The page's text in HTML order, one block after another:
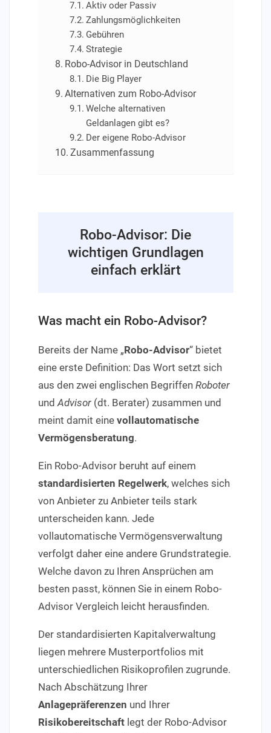
Aktiv oder Passiv
Zahlungsmöglichkeiten
Gebühren
Strategie
Robo-Advisor in Deutschland
Die Big Player
Alternativen zum Robo-Advisor
Welche alternativen
Geldanlagen gibt es?
Der eigene Robo-Advisor
Zusammenfassung
Robo-Advisor: Die
wichtigen Grundlagen
einfach erklärt
Was macht ein Robo-Advisor?
Bereits der Name „Robo-Advisor“ bietet
eine erste Definition: Das Wort setzt sich
aus den zwei englischen Begriffen Roboter
undAdvisor(dt. Berater) zusammen und
meint damit eine vollautomatische
Vermögensberatung.
Ein Robo-Advisor beruht auf einem
standardisierten Regelwerk, welches sich
von Anbieter zu Anbieter teils stark
unterscheiden kann. Jede
vollautomatische Vermögensverwaltung
verfolgt daher eine andere Grundstrategie.
Welche davon zu Ihren Ansprüchen am
besten passt, können Sie in einem Robo-
Advisor Vergleich leicht herausfinden.
Der standardisierten Kapitalverwaltung
liegen mehrere Musterportfolios mit
unterschiedlichen Risikoprofilen zugrunde.
Nach Abschätzung Ihrer
Anlagepräferenzen und Ihrer
Risikobereitschaftlegt der Robo-Advisor